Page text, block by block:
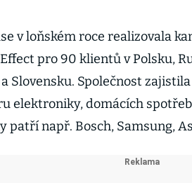
v loňském roce realizovala
pro 90 klientů v Polsku,
Slovensku. Společnost
elektroniky, domácích
patří např. Bosch, Samsung,